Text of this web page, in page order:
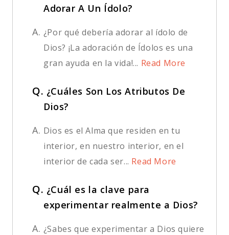
Adorar A Un Ídolo?
A. ¿Por qué debería adorar al ídolo de
Dios? ¡La adoración de Ídolos es una
gran ayuda en la vida!... Read More
Q. ¿Cuáles Son Los Atributos De
Dios?
A. Dios es el Alma que residen en tu
interior, en nuestro interior, en el
interior de cada ser... Read More
Q. ¿Cuál es la clave para
experimentar realmente a Dios?
A. ¿Sabes que experimentar a Dios quiere